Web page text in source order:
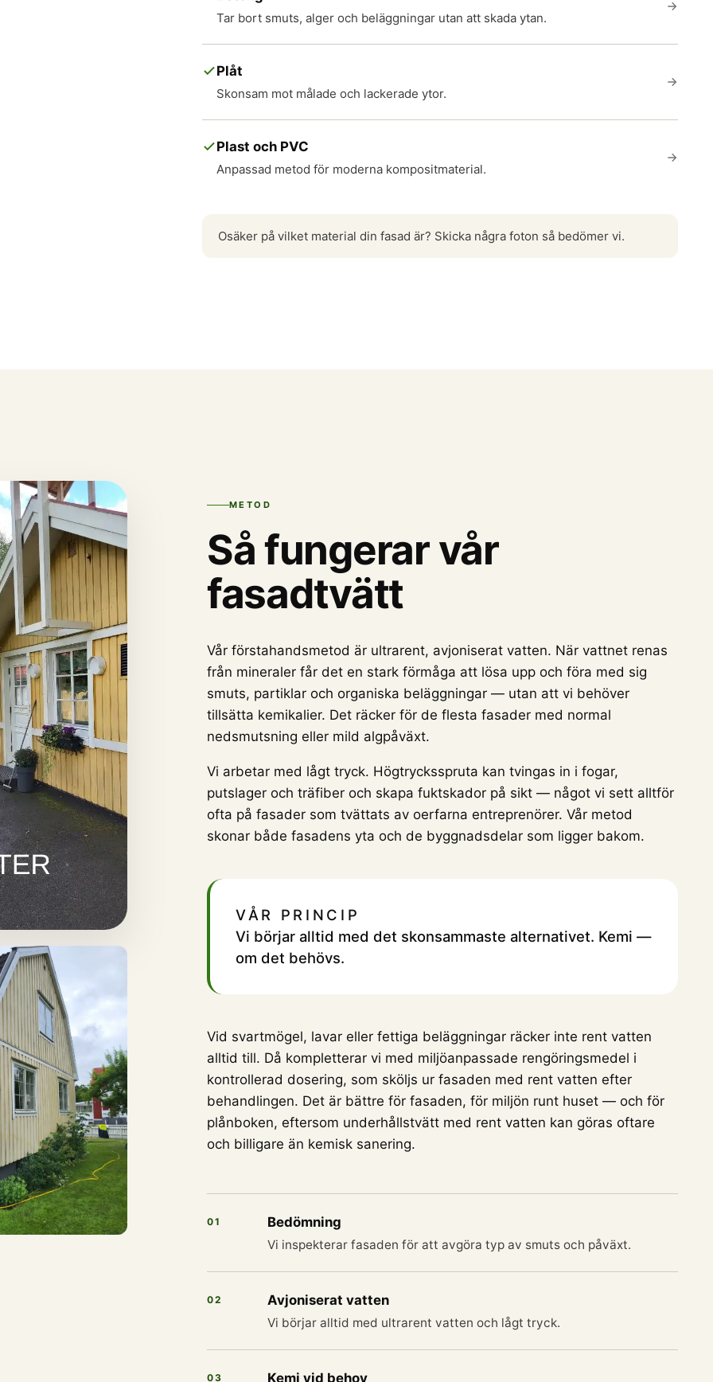
Tar bort smuts, alger och beläggningar utan att skada ytan.
Plåt
Skonsam mot målade och lackerade ytor.
Plast och PVC
Anpassad metod för moderna kompositmaterial.
Osäker på vilket material din fasad är? Skicka några foton så bedömer vi.
METOD
Så fungerar vår
fasadtvätt
Vår förstahandsmetod är ultrarent, avjoniserat vatten. När vattnet renas
från mineraler får det en stark förmåga att lösa upp och föra med sig
smuts, partiklar och organiska beläggningar — utan att vi behöver
tillsätta kemikalier. Det räcker för de flesta fasader med normal
nedsmutsning eller mild algpåväxt.
Vi arbetar med lågt tryck. Högtrycksspruta kan tvingas in i fogar,
putslager och träfiber och skapa fuktskador på sikt — något vi sett alltför
ofta på fasader som tvättats av oerfarna entreprenörer. Vår metod
skonar både fasadens yta och de byggnadsdelar som ligger bakom.
VÅR PRINCIP
Vi börjar alltid med det skonsammaste alternativet. Kemi —
om det behövs.
Vid svartmögel, lavar eller fettiga beläggningar räcker inte rent vatten
alltid till. Då kompletterar vi med miljöanpassade rengöringsmedel i
kontrollerad dosering, som sköljs ur fasaden med rent vatten efter
behandlingen. Det är bättre för fasaden, för miljön runt huset — och för
plånboken, eftersom underhållstvätt med rent vatten kan göras oftare
och billigare än kemisk sanering.
01 Bedömning
Vi inspekterar fasaden för att avgöra typ av smuts och påväxt.
02 Avjoniserat vatten
Vi börjar alltid med ultrarent vatten och lågt tryck.
03 Kemi vid behov